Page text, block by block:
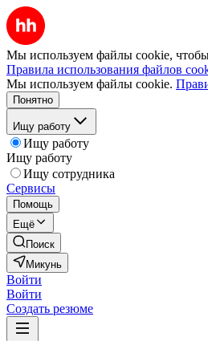
Мы используем файлы cookie, чтобы
Правила использования файлов
Мы используем файлы cookie.
Понятно
Ищу работу
Ищу работу
Ищу работу
Ищу сотрудника
Сервисы
Помощь
Ещё
Поиск
Микунь
Войти
Войти
Создать резюме